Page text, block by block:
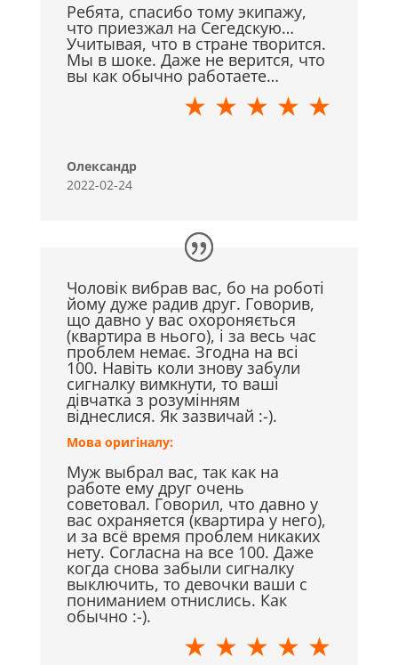
Ребята, спасибо тому экипажу,
что приезжал на Сегедскую…
Учитывая, что в стране творится.
Мы в шоке. Даже не верится, что
вы как обычно работаете…
★ ★ ★ ★ ★
Олександр
2022-02-24
Чоловік вибрав вас, бо на роботі
йому дуже радив друг. Говорив,
що давно у вас охороняється
(квартира в нього), і за весь час
проблем немає. Згодна на всі
100. Навіть коли знову забули
сигналку вимкнути, то ваші
дівчатка з розумінням
віднеслися. Як зазвичай :-).
Мова оригіналу:
Муж выбрал вас, так как на
работе ему друг очень
советовал. Говорил, что давно у
вас охраняется (квартира у него),
и за всё время проблем никаких
нету. Согласна на все 100. Даже
когда снова забыли сигналку
выключить, то девочки ваши с
пониманием отнислись. Как
обычно :-).
★ ★ ★ ★ ★